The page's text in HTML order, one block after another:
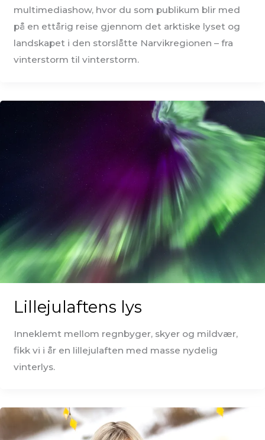
multimediashow, hvor du som publikum blir med
på en ettårig reise gjennom det arktiske lyset og
landskapet i den storslåtte Narvikregionen – fra
vinterstorm til vinterstorm.
Lillejulaftens lys
Inneklemt mellom regnbyger, skyer og mildvær,
fikk vi i år en lillejulaften med masse nydelig
vinterlys.